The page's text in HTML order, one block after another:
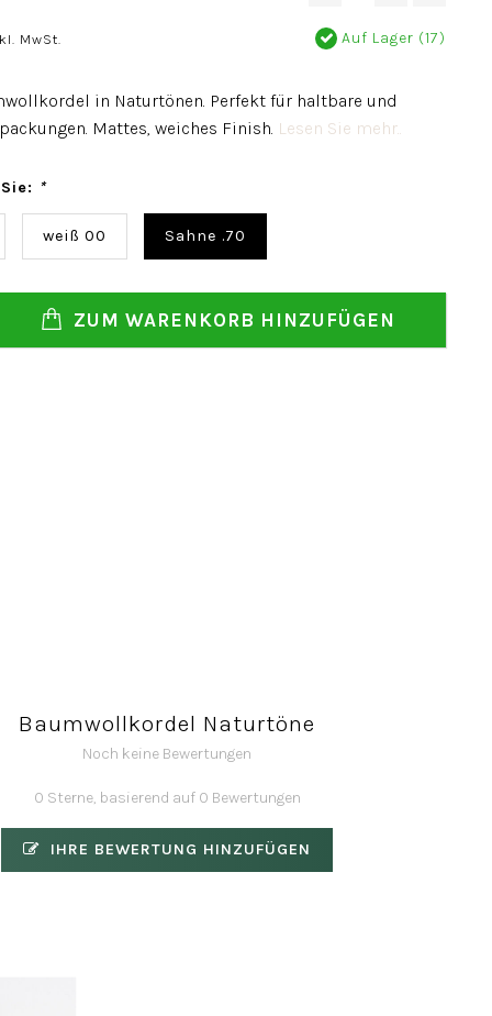
MwSt. Auf Lager (17)
in Naturtönen. Perfekt für haltbare und
Mattes, weiches Finish. Lesen Sie mehr..
*
weiß 00 Sahne .70
ZUM WARENKORB HINZUFÜGEN
Baumwollkordel Naturtöne
Noch keine Bewertungen
0 Sterne, basierend auf 0 Bewertungen
IHRE BEWERTUNG HINZUFÜGEN